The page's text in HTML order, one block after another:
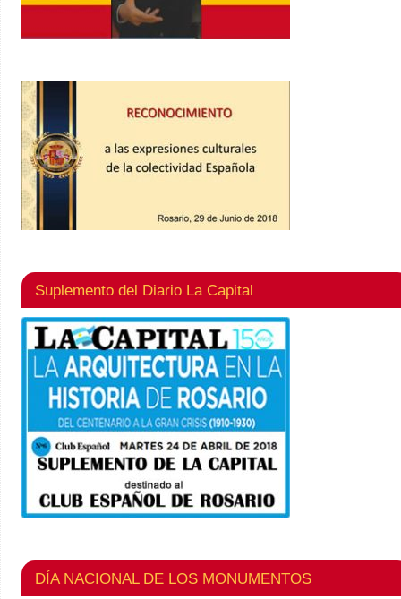
Suplemento del Diario La Capital
DÍA NACIONAL DE LOS MONUMENTOS